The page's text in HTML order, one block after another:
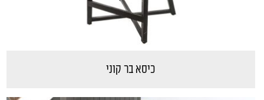
כיסא בר קוני